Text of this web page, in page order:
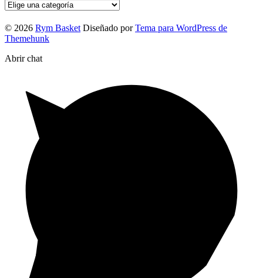
© 2026 Rym Basket Diseñado por Tema para WordPress de
Themehunk
Abrir chat